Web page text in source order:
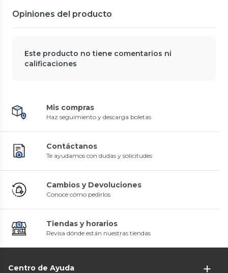
Opiniones del producto
Este producto no tiene comentarios ni
calificaciones
Mis compras
Haz seguimiento y descarga boletas
Contáctanos
Te ayudamos con dudas y solicitudes
Cambios y Devoluciones
Conoce cómo pedirlos
Tiendas y horarios
Revisa dónde están nuestras tiendas
Centro de Ayuda